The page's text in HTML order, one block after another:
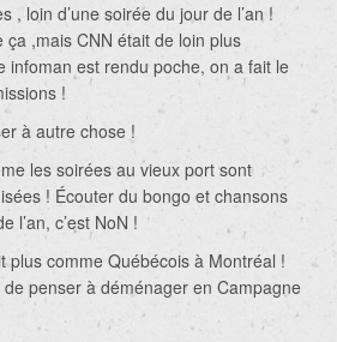
, loin d’une soirée du jour de l’an !
ça ,mais CNN était de loin plus
infoman est rendu poche, on a fait le
!
à autre chose !
les soirées au vieux port sont
! Écouter du bongo et chansons
l’an, c’est NoN !
plus comme Québécois à Montréal !
penser à déménager en Campagne